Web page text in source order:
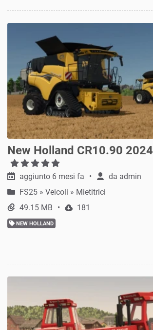
New Holland CR10.90 2024
aggiunto 6 mesi fa da admin
FS25 » Veicoli » Mietitrici
49.15 MB
181
NEW HOLLAND